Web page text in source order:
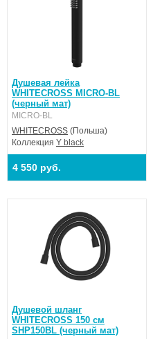
Душевая лейка
WHITECROSS MICRO-BL
(черный мат)
MICRO-BL
WHITECROSS (Польша)
Коллекция Y black
4 550 руб.
Душевой шланг
WHITECROSS 150 см
SHP150BL (черный мат)